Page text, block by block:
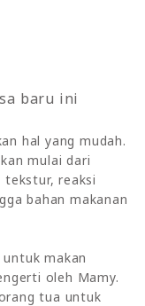
baru ini
hal yang mudah.
mulai dari
tekstur, reaksi
bahan makanan
makan
oleh Mamy.
tua untuk